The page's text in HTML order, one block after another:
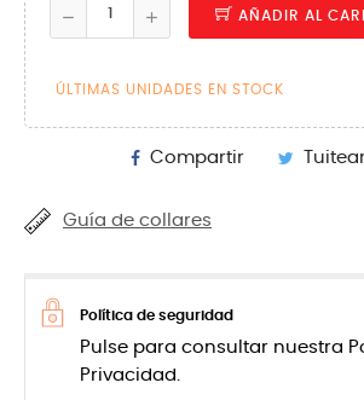
AÑADIR AL
ÚLTIMAS UNIDADES EN STOCK
Compartir
Guía de collares
Política de seguridad
Pulse para consultar nuestra
Privacidad.